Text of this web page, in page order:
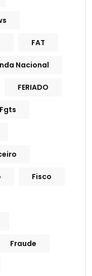
FAT
Nacional
FERIADO
Fgts
Fisco
Fraude